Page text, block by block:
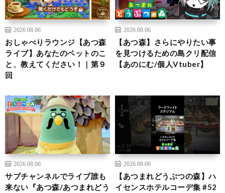
2026.08.06
おしゃべりラウンジ【あつ森
ライブ】あなたのペットのこ
と、教えてください！｜第９
回
2026.08.06
【あつ森】さらにやりたい事
を見つけるための島クリ配信
【あのにむ/個人Vtuber】
2026.08.06
サブチャンネルでライブ誰も
来ない『あつ森/あつまれどう
2026.08.06
【あつまれどうぶつの森】ハ
イセンスホテルコーデ集 #52